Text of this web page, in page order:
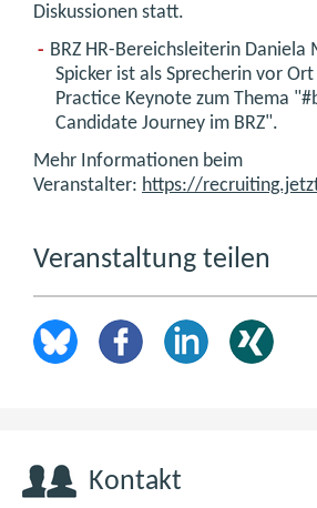
Diskussionen statt.
BRZ HR-Bereichsleiterin Daniela
Spicker ist als Sprecherin vor
Practice Keynote zum Thema
Candidate Journey im BRZ".
Mehr Informationen beim
Veranstalter: https://
Veranstaltung teilen
Kontakt